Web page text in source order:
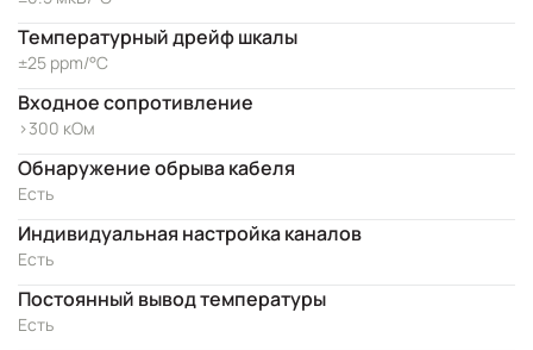
Температурный дрейф шкалы
±25 ppm/°C
Входное сопротивление
>300 кОм
Обнаружение обрыва кабеля
Есть
Индивидуальная настройка каналов
Есть
Постоянный вывод температуры
Есть